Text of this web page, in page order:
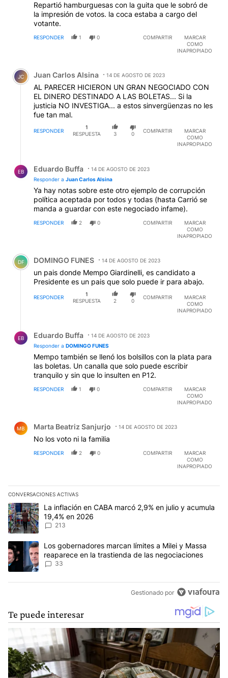
Repartió hamburguesas con la guita que le sobró de
la impresión de votos. la coca estaba a cargo del
votante.
RESPONDER 1 0 COMPARTIR
MARCAR
COMO
INAPROPIADO
Comentario de Juan Carlos Alsina.
JC Juan Carlos Alsina 14 DE AGOSTO DE 2023
AL PARECER HICIERON UN GRAN NEGOCIADO CON
EL DINERO DESTINADO A LAS BOLETAS... Si la
justicia NO INVESTIGA... a estos sinvergüenzas no les
fue tan mal.
RESPONDER
1
RESPUESTA
3 0
COMPARTIR
MARCAR
COMO
INAPROPIADO
EB Eduardo Buffa
14 DE AGOSTO DE 2023
Responder a Juan Carlos Alsina
Ya hay notas sobre este otro ejemplo de corrupción
política aceptada por todos y todas (hasta Carrió se
manda a guardar con este negociado infame).
RESPONDER 2 0 COMPARTIR
MARCAR
COMO
INAPROPIADO
Comentario de DOMINGO FUNES.
DF DOMINGO FUNES 14 DE AGOSTO DE 2023
un pais donde Mempo Giardinelli, es candidato a
Presidente es un pais que solo puede ir para abajo.
RESPONDER
1
RESPUESTA
2 0
COMPARTIR
MARCAR
COMO
INAPROPIADO
EB Eduardo Buffa
14 DE AGOSTO DE 2023
Responder a DOMINGO FUNES
Mempo también se llenó los bolsillos con la plata para
las boletas. Un canalla que solo puede escribir
tranquilo y sin que lo insulten en P12.
RESPONDER 1 0 COMPARTIR
MARCAR
COMO
INAPROPIADO
MB Marta Beatriz Sanjurjo 14 DE AGOSTO DE 2023
No los voto ni la familia
RESPONDER 2 0 COMPARTIR
MARCAR
COMO
INAPROPIADO
CONVERSACIONES ACTIVAS
Este listado muestra los artículos con más comentarios en los
Un artículo de tendencia con el título "La inflación en CABA
La inflación en CABA marcó 2,9% en julio y acumula
19,4% en 2026
213
Un artículo de tendencia con el título "Los gobernadores
Los gobernadores marcan límites a Milei y Massa
reaparece en la trastienda de las negociaciones
33
Gestionado por